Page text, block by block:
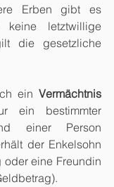
Erben gibt es
letztwillige
die gesetzliche
ein Vermächtnis
ein bestimmter
einer Person
der Enkelsohn
oder eine Freundin